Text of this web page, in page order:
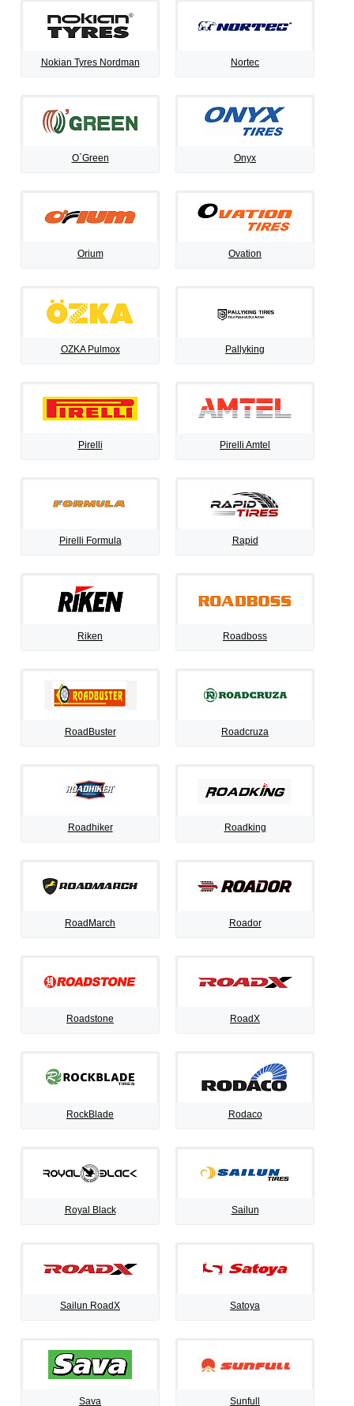
Nokian Tyres Nordman Nortec
O`Green Onyx
Orium Ovation
OZKA Pulmox Pallyking
Pirelli Pirelli Amtel
Pirelli Formula Rapid
Riken Roadboss
RoadBuster Roadcruza
Roadhiker Roadking
RoadMarch Roador
Roadstone RoadX
RockBlade Rodaco
Royal Black Sailun
Sailun RoadX Satoya
Sava Sunfull